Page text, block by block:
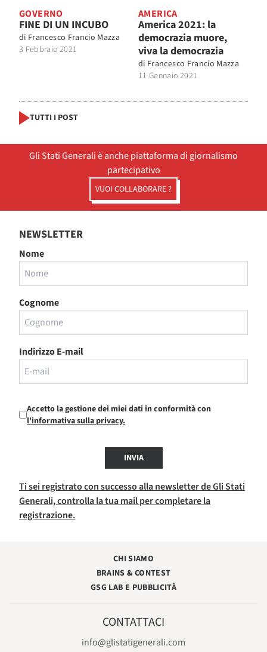
GOVERNO
FINE DI UN INCUBO
di Francesco Francio Mazza
3 Febbraio 2021
AMERICA
America 2021: la
democrazia muore,
viva la democrazia
di Francesco Francio Mazza
11 Gennaio 2021
TUTTI I POST
Gli Stati Generali è anche piattaforma di giornalismo
partecipativo
VUOI COLLABORARE ?
NEWSLETTER
Nome
Cognome
Indirizzo E-mail
Accetto la gestione dei miei dati in conformità con
l'informativa sulla privacy.
INVIA
Ti sei registrato con successo alla newsletter de Gli Stati
Generali, controlla la tua mail per completare la
registrazione.
CHI SIAMO
BRAINS & CONTEST
GSG LAB E PUBBLICITÀ
CONTATTACI
info@glistatigenerali.com